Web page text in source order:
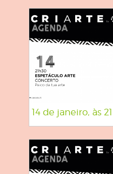
14 de janeiro, às